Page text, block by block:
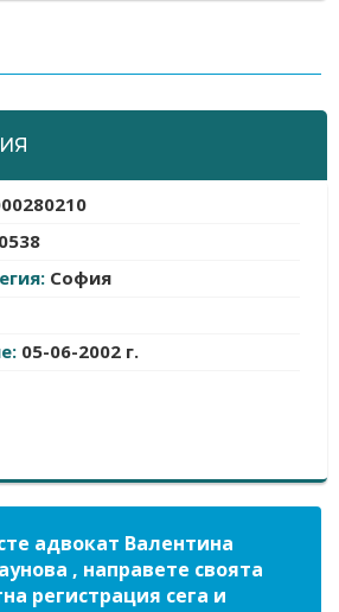
София
05-06-2002 г.
адвокат Валентина
, направете своята
регистрация сега и